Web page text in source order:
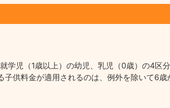
児（1歳以上）の幼児、乳児（0歳）の4区分
供料金が適用されるのは、例外を除いて6歳